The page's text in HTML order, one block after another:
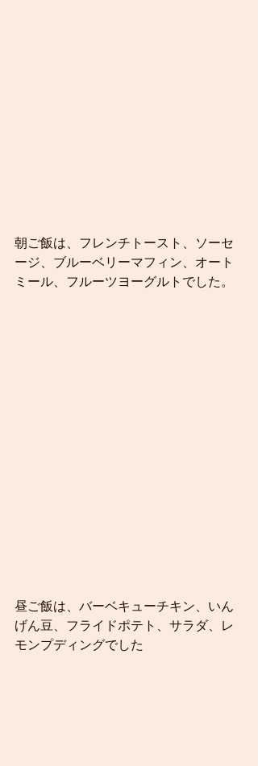
朝ご飯は、フレンチトースト、ソーセ
ージ、ブルーベリーマフィン、オート
ミール、フルーツヨーグルトでした。
昼ご飯は、バーベキューチキン、いん
げん豆、フライドポテト、サラダ、レ
モンプディングでした